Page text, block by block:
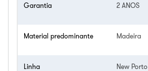
Garantia 2 ANOS
Material predominante Madeira
Linha New Porto